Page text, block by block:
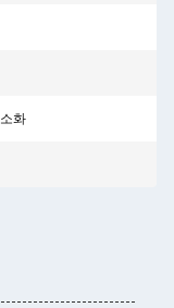
화